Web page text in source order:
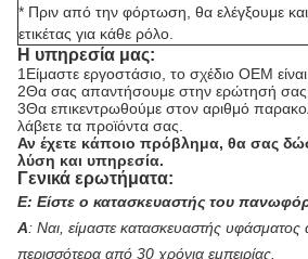
* Πριν από την φόρτωση, θα ελέγξουμε
ετικέτας για κάθε ρόλο.
Η υπηρεσία μας:
1Είμαστε εργοστάσιο, το σχέδιο OEM
2Θα σας απαντήσουμε στην ερώτησή
3Θα επικεντρωθούμε στον αριθμό
λάβετε τα προϊόντα σας.
Αν έχετε κάποιο πρόβλημα, θα σας
λύση και υπηρεσία.
Γενικά ερωτήματα:
Ε: Είστε ο κατασκευαστής του
Α: Ναι, είμαστε κατασκευαστής υφάσματος
περισσότερα από 30 χρόνια εμπειρίας.